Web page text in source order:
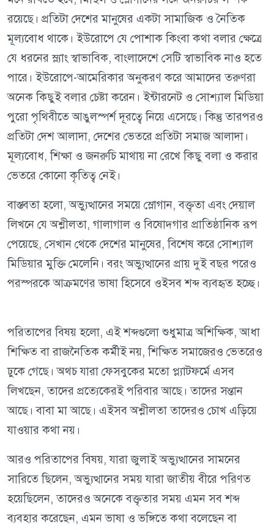
রয়েছে। প্রতিটা দেশের মানুষের একটা সামাজিক ও নৈতিক
মূল্যবোধ থাকে। ইউরোপে যে পোশাক কিংবা কথা বলার ক্ষেত্রে
যে ধরনের স্ল্যাং স্বাভাবিক, বাংলাদেশে সেটি স্বাভাবিক নাও হতে
পারে। ইউরোপে-আমেরিকার অনুকরণ করে আমাদের তরুণরা
অনেক কিছুই বলার চেষ্টা করেন। ইন্টারনেট ও সোশ্যাল মিডিয়া
পুরো পৃথিবীতে আঙুলস্পর্শ দূরত্বে নিয়ে এসেছে। কিন্তু তারপরও
প্রতিটা দেশ আলাদা, দেশের ভেতরে প্রতিটা সমাজ আলাদা।
মূল্যবোধ, শিক্ষা ও জনরুচি মাথায় না রেখে কিছু বলা ও করার
ভেতরে কোনো কৃতিত্ব নেই।
বাস্তবতা হলো, অভ্যুত্থানের সময়ে স্লোগান, বক্তৃতা এবং দেয়াল
লিখনে যে অশ্লীলতা, গালাগাল ও বিষোদ্গার প্রাতিষ্ঠানিক রূপ
পেয়েছে, সেখান থেকে দেশের মানুষের, বিশেষ করে সোশ্যাল
মিডিয়ার মুক্তি মেলেনি। বরং অভ্যুত্থানের প্রায় দুই বছর পরেও
পরস্পরকে আক্রমণের ভাষা হিসেবে ওইসব শব্দ ব্যবহৃত হচ্ছে।
পরিতাপের বিষয় হলো, এই শব্দগুলো শুধুমাত্র অশিক্ষিক, আধা
শিক্ষিত বা রাজনৈতিক কর্মীই নয়, শিক্ষিত সমাজেরও ভেতরেও
ঢুকে গেছে। অথচ যারা ফেসবুকের মতো প্ল্যাটফর্মে এসব
লিখছেন, তাদের প্রত্যেকেরই পরিবার আছে। তাদের সন্তান
আছে। বাবা মা আছে। এইসব অশ্লীলতা তাদেরও চোখ এড়িয়ে
যাওয়ার কথা নয়।
আরও পরিতাপের বিষয়, যারা জুলাই অভ্যুত্থানের সামনের
সারিতে ছিলেন, অভ্যুত্থানের সময় যারা জাতীয় বীরে পরিণত
হয়েছিলেন, তাদেরও অনেকে বক্তৃতার সময় এমন সব শব্দ
ব্যবহার করেছেন, এমন ভাষা ও ভঙ্গিতে কথা বলেছেন বা